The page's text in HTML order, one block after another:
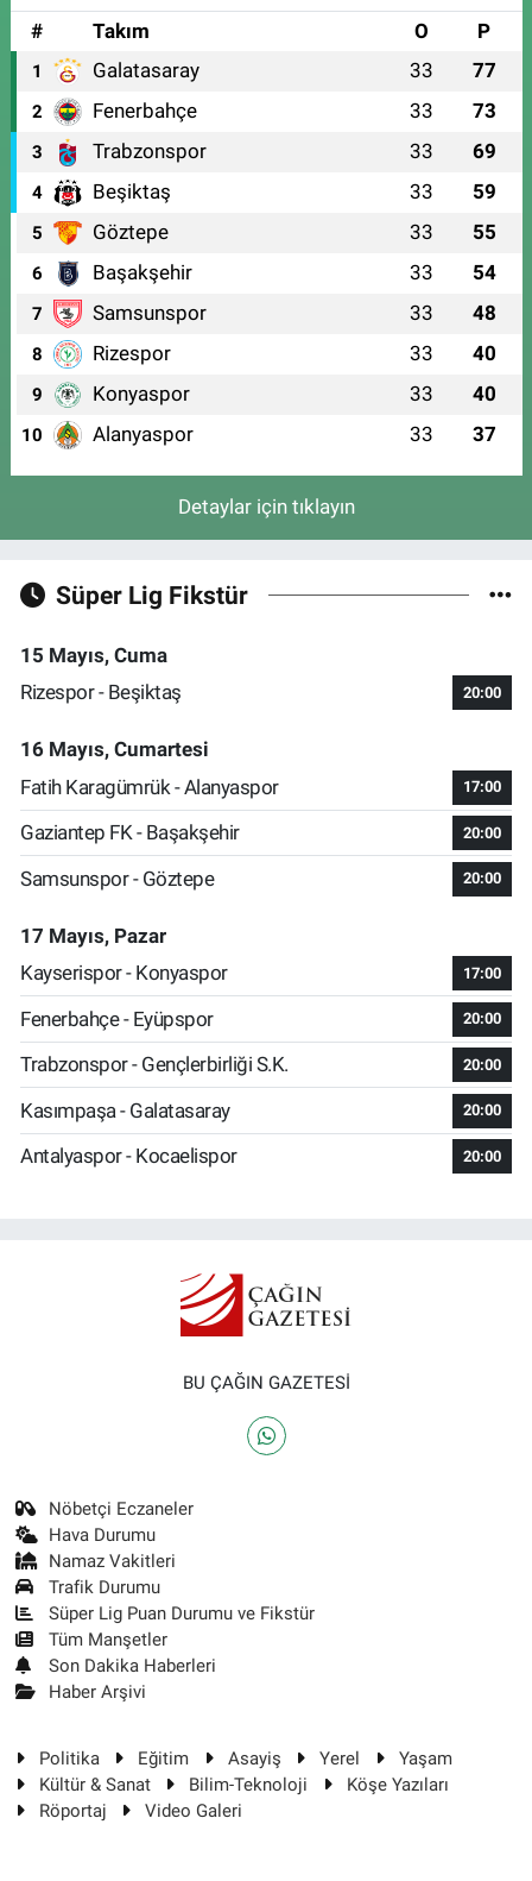
#
Takım O P
1 Galatasaray 33 77
2 Fenerbahçe 33 73
3 Trabzonspor 33 69
4 Beşiktaş 33 59
5 Göztepe 33 55
6 Başakşehir 33 54
7 Samsunspor 33 48
8 Rizespor 33 40
9 Konyaspor 33 40
10 Alanyaspor 33 37
Detaylar için tıklayın
Süper Lig Fikstür
15 Mayıs, Cuma
Rizespor - Beşiktaş
20:00
16 Mayıs, Cumartesi
Fatih Karagümrük - Alanyaspor
17:00
Gaziantep FK - Başakşehir 20:00
Samsunspor - Göztepe 20:00
17 Mayıs, Pazar
Kayserispor - Konyaspor
17:00
Fenerbahçe - Eyüpspor 20:00
Trabzonspor - Gençlerbirliği S.K. 20:00
Kasımpaşa - Galatasaray 20:00
Antalyaspor - Kocaelispor 20:00
BU ÇAĞIN GAZETESİ
Nöbetçi Eczaneler
Hava Durumu
Namaz Vakitleri
Trafik Durumu
Süper Lig Puan Durumu ve Fikstür
Tüm Manşetler
Son Dakika Haberleri
Haber Arşivi
Politika Eğitim Asayiş Yerel
Yaşam
Kültür & Sanat
Bilim-Teknoloji
Köşe Yazıları
Röportaj
Video Galeri